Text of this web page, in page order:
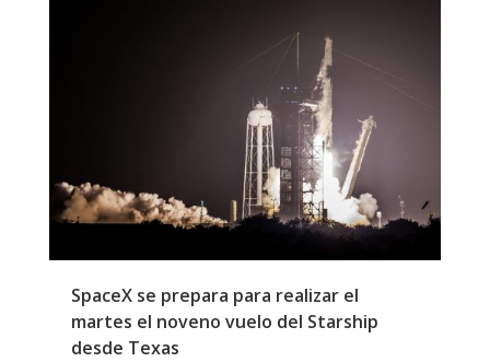
SpaceX se prepara para realizar el
martes el noveno vuelo del Starship
desde Texas